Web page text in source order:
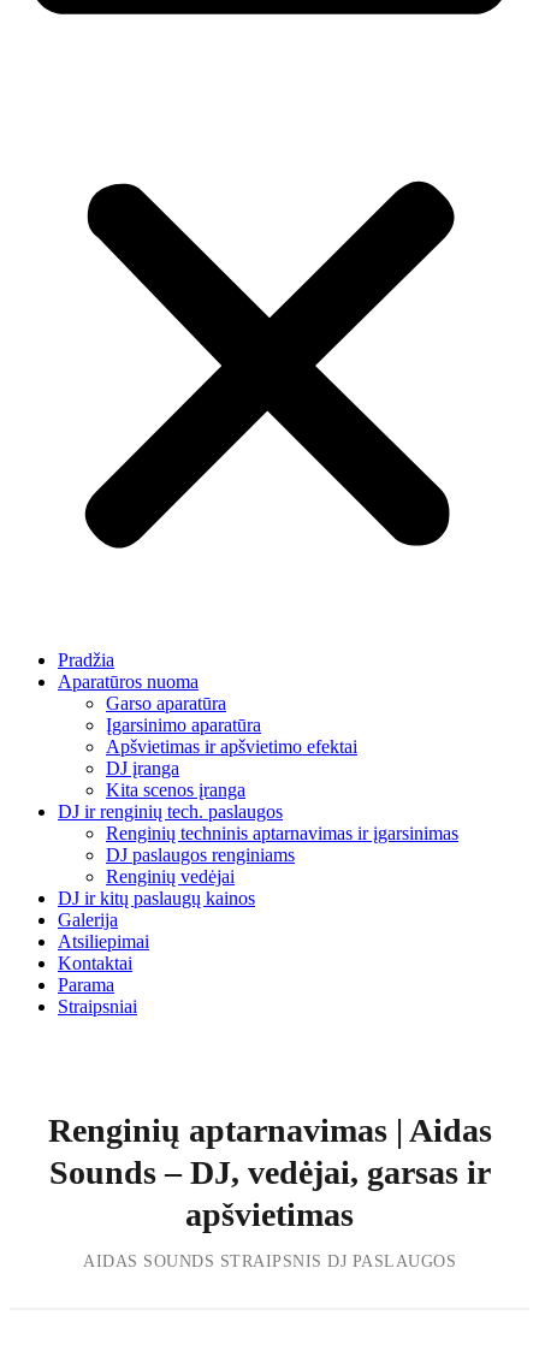
Pradžia
Aparatūros nuoma
Garso aparatūra
Įgarsinimo aparatūra
Apšvietimas ir apšvietimo efektai
DJ įranga
Kita scenos įranga
DJ ir renginių tech. paslaugos
Renginių techninis aptarnavimas ir įgarsinimas
DJ paslaugos renginiams
Renginių vedėjai
DJ ir kitų paslaugų kainos
Galerija
Atsiliepimai
Kontaktai
Parama
Straipsniai
Renginių aptarnavimas | Aidas
Sounds – DJ, vedėjai, garsas ir
apšvietimas